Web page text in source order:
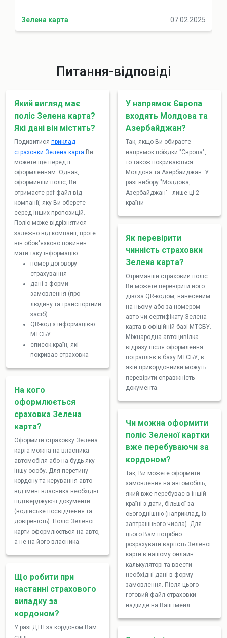
Зелена карта 07.02.2025
Питання-відповіді
Який вигляд має
поліс Зелена карта?
Які дані він містить?
Подивитися приклад
страховки Зелена карта Ви
можете ще перед її
оформленням. Однак,
оформивши поліс, Ви
отримаєте pdf-файл від
компанії, яку Ви оберете
серед інших пропозицій.
Поліс може відрізнятися
залежно від компанії, проте
він обов'язково повинен
мати таку інформацію:
номер договору
страхування
дані з форми
замовлення (про
людину та транспортний
засіб)
QR-код з інформацією
МТСБУ
список країн, які
покриває страховка
На кого
оформлюється
сраховка Зелена
карта?
Оформити страховку Зелена
карта можна на власника
автомобіля або на будь-яку
іншу особу. Для перетину
кордону та керування авто
від імені власника необхідні
підтверджуючі документи
(водійське посвідчення та
довіреність). Поліс Зеленої
карти оформлюється на авто,
а не на його власника.
Що робити при
настанні страхового
випадку за
кордоном?
У разі ДТП за кордоном Вам
У напрямок Європа
входять Молдова та
Азербайджан?
Так, якщо Ви обираєте
напрямок поїздки "Європа",
то також покриваються
Молдова та Азербайджан. У
разі вибору "Молдова,
Азербайджан" - лише ці 2
країни
Як перевірити
чинність страховки
Зелена карта?
Отримавши страховий поліс
Ви можете перевірити його
дію за QR-кодом, нанесеним
на ньому або за номером
авто чи сертифікату Зелена
карта в офіційній базі МТСБУ.
Міжнародна автоцивілка
відразу після оформлення
потрапляє в базу МТСБУ, в
якій прикордонники можуть
перевірити справжність
документа.
Чи можна оформити
поліс Зеленої картки
вже перебуваючи за
кордоном?
Так, Ви можете оформити
замовлення на автомобіль,
який вже перебуває в іншій
країні з дати, більшої за
сьогоднішню (наприклад, із
завтрашнього числа). Для
цього Вам потрібно
розрахувати вартість Зеленої
карти в нашому онлайн
калькуляторі та ввести
необхідні дані в форму
замовлення. Після цього
готовий файл страховки
надійде на Ваш імейл.